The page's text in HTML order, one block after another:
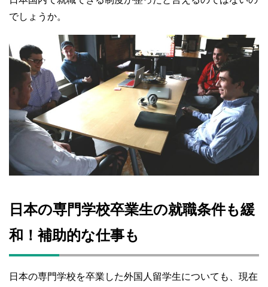
でしょうか。
日本の専門学校卒業生の就職条件も緩
和！補助的な仕事も
日本の専門学校を卒業した外国人留学生についても、現在